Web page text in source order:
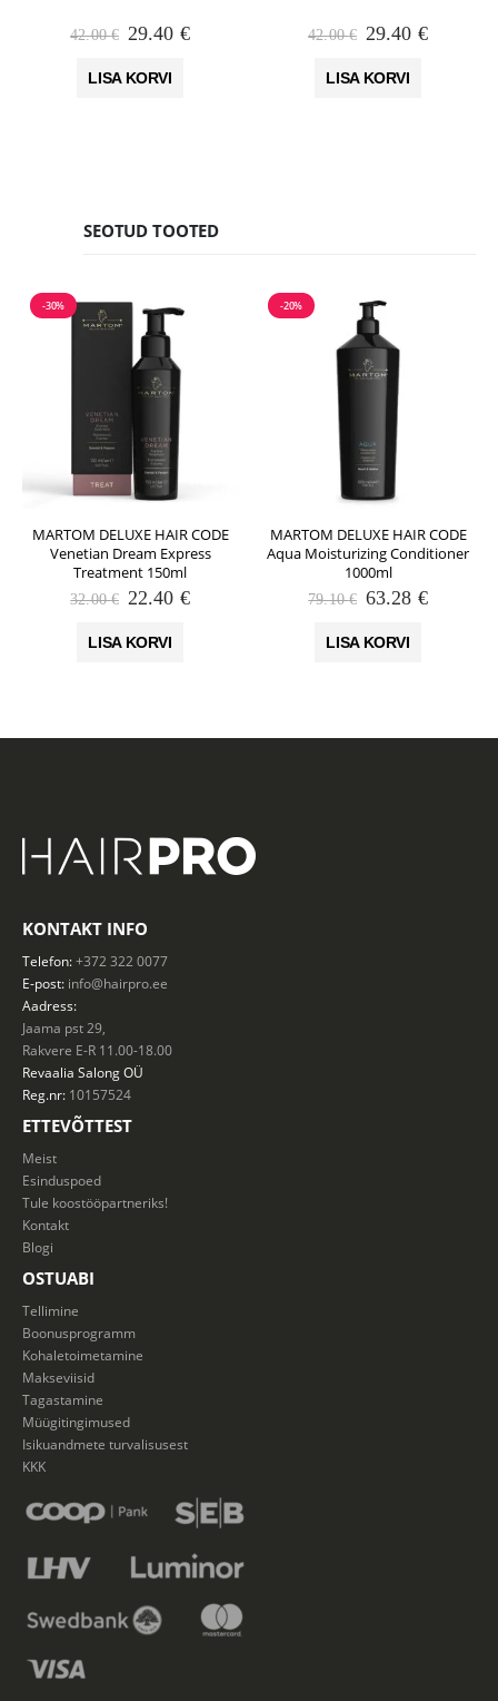
42.00€ Algne
oli:
29.40 €Praegune
LISA KORVI
42.00€ Algne
oli:
29.40 €
LISA KORVI
SEOTUD TOOTED
-30%
MARTOM DELUXE HAIR CODE
Venetian Dream Express
Treatment 150ml
32.00€ Algne
oli:
22.40 €Praegune
LISA KORVI
-20%
MARTOM DELUXE HAIR CODE
Aqua Moisturizing Conditioner
1000ml
79.10€ Algne
oli:
63.28 €
LISA KORVI
KONTAKT INFO
Telefon:+372 322 0077
E-post: info@hairpro.ee
Aadress:
Jaama pst 29,
Rakvere E-R 11.00-18.00
Revaalia SalongOÜ
Reg.nr: 10157524
ETTEVÕTTEST
Meist
Esinduspoed
Tule koostööpartneriks!
Kontakt
Blogi
OSTUABI
Tellimine
Boonusprogramm
Kohaletoimetamine
Makseviisid
Tagastamine
Müügitingimused
Isikuandmete turvalisusest
KKK